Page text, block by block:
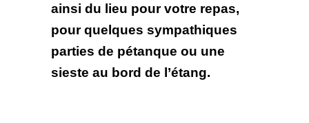
ainsi du lieu pour votre repas,
pour quelques sympathiques
parties de pétanque ou une
sieste au bord de l’étang.